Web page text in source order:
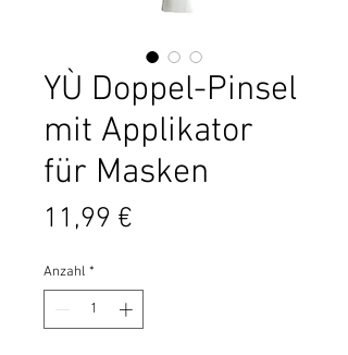
YÙ Doppel-Pinsel
mit Applikator
für Masken
11,99 €
Anzahl *